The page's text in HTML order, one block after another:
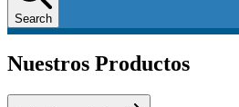
Search
Nuestros Productos